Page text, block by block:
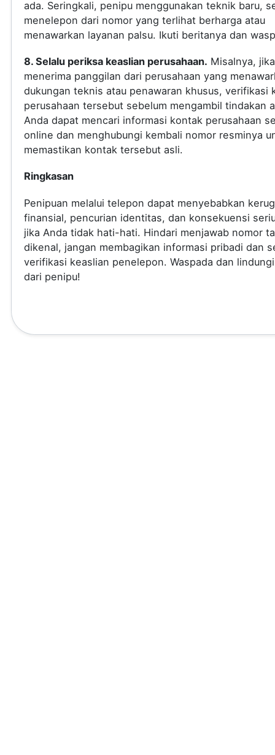
ada. Seringkali, penipu menggunakan teknik baru,
menelepon dari nomor yang terlihat berharga atau
menawarkan layanan palsu. Ikuti beritanya dan
8. Selalu periksa keaslian perusahaan. Misalnya,
menerima panggilan dari perusahaan yang
dukungan teknis atau penawaran khusus, verifikasi
perusahaan tersebut sebelum mengambil tindakan
Anda dapat mencari informasi kontak perusahaan
online dan menghubungi kembali nomor resminya
memastikan kontak tersebut asli.
Ringkasan
Penipuan melalui telepon dapat menyebabkan
finansial, pencurian identitas, dan konsekuensi
jika Anda tidak hati-hati. Hindari menjawab nomor
dikenal, jangan membagikan informasi pribadi dan
verifikasi keaslian penelepon. Waspada dan
dari penipu!